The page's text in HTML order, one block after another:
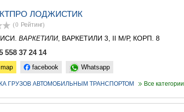
ЛОДЖИСТИК
(0 Рейтинг)
ВАРКЕТИЛИ, ВАРКЕТИЛИ 3, II М/Р, КОРП. 8
558 37 24 14
map facebook Whatsapp
ГРУЗОВ АВТОМОБИЛЬНЫМ ТРАНСПОРТОМ Все категории